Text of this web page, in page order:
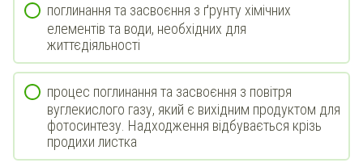
поглинання та засвоєння з ґрунту хімічних
елементів та води, необхідних для
життєдіяльності
процес поглинання та засвоєння з повітря
вуглекислого газу, який є вихідним продуктом для
фотосинтезу. Надходження відбувається крізь
продихи листка